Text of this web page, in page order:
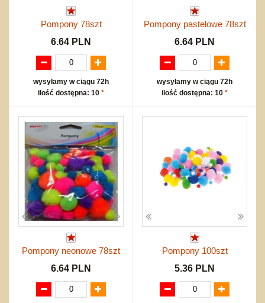
Pompony 78szt
6.64 PLN
wysyłamy w ciągu 72h
ilość dostępna: 10 *
Pompony pastelowe 78szt
6.64 PLN
wysyłamy w ciągu 72h
ilość dostępna: 10 *
Pompony neonowe 78szt
6.64 PLN
Pompony 100szt
5.36 PLN